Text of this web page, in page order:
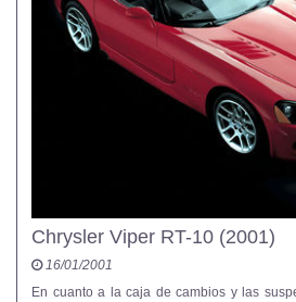
Chrysler Viper RT-10 (2001)
16/01/2001
En cuanto a la caja de cambios y las